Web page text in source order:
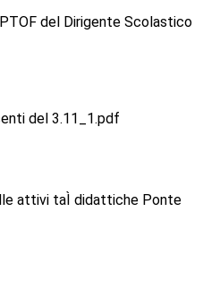
del Dirigente Scolastico
del 3.11_1.pdf
attivi taÌ didattiche Ponte